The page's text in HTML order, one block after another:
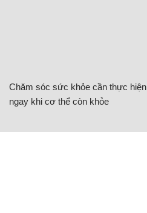
Chăm sóc sức khỏe cần thực hiện
ngay khi cơ thể còn khỏe